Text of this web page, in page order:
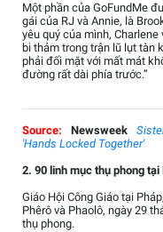
Một phần của GoFundMe
gái của RJ và Annie, là
yêu quý của mình,
bi thảm trong trận lũ lụt tàn
phải đối mặt với mất mát
đường rất dài phía trước.”
Source: Newsweek
'Hands Locked Together'
2. 90 linh mục thụ phong tại
Giáo Hội Công Giáo tại
Phêrô và Phaolô, ngày 29
thụ phong.